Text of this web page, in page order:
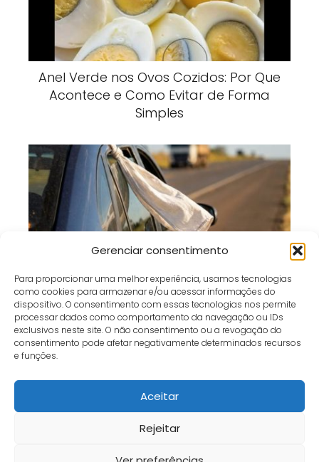
Gerenciar consentimento
Para proporcionar uma melhor experiência, usamos tecnologias
como cookies para armazenar e/ou acessar informações do
dispositivo. O consentimento com essas tecnologias nos permite
processar dados como comportamento da navegação ou IDs
exclusivos neste site. O não consentimento ou a revogação do
consentimento pode afetar negativamente determinados recursos
e funções.
Aceitar
Rejeitar
Anel Verde nos Ovos Cozidos: Por Que
Acontece e Como Evitar de Forma
Simples
Esse Sinal Significa nas Estradas?
Café e Gol
Política de Privacidade
Sobre
Fale Conosco